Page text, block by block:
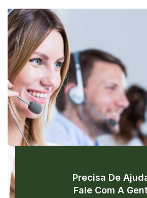
Precisa De
Fale Com A